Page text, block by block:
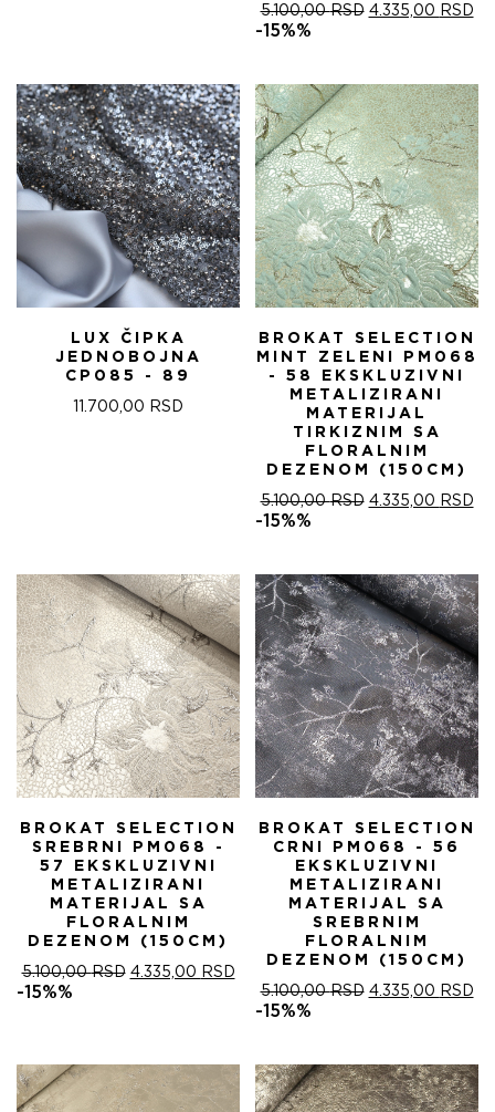
5.100,00RSD ОРИГИНАЛНА
5.100,00 RSD.
4.335,00 RSD
-15%%
LUX ČIPKA
JEDNOBOJNA
CP085 - 89
11.700,00 RSD
BROKAT SELECTION
MINT ZELENI PM068
- 58 EKSKLUZIVNI
METALIZIRANI
MATERIJAL
TIRKIZNIM SA
FLORALNIM
DEZENOM (150CM)
5.100,00RSD ОРИГИНАЛНА
5.100,00 RSD.
4.335,00 RSD
-15%%
BROKAT SELECTION
SREBRNI PM068 -
57 EKSKLUZIVNI
METALIZIRANI
MATERIJAL SA
FLORALNIM
DEZENOM (150CM)
5.100,00RSD ОРИГИНАЛНА
4.335,00 RSDТРЕНУТНА
ЦЕНА
-15%%
BROKAT SELECTION
CRNI PM068 - 56
EKSKLUZIVNI
METALIZIRANI
MATERIJAL SA
SREBRNIM
FLORALNIM
DEZENOM (150CM)
5.100,00RSD ОРИГИНАЛНА
5.100,00 RSD.
4.335,00 RSD
-15%%